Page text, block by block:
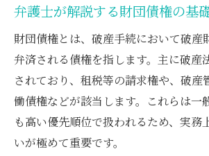
弁護士が解説する財団債権の基
財団債権とは、破産手続において破産
弁済される債権を指します。主に破産
されており、租税等の請求権や、破産
働債権などが該当します。これらは一
も高い優先順位で扱われるため、実務
いが極めて重要です。